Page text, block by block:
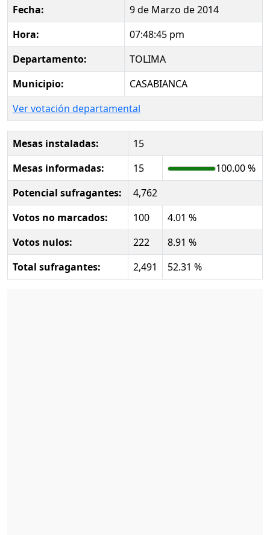
Fecha:
9 de Marzo de 2014
Hora:
07:48:45 pm
Departamento:
TOLIMA
Municipio:
CASABIANCA
Ver votación departamental
Mesas instaladas:
15
Mesas informadas:
15
100.00 %
Potencial sufragantes:
4,762
Votos no marcados:
100
4.01 %
Votos nulos:
222
8.91 %
Total sufragantes:
2,491 52.31 %